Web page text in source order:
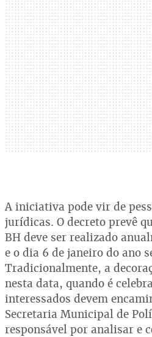
A iniciativa pode vir de
jurídicas. O decreto prevê
BH deve ser realizado
e o dia 6 de janeiro do ano
Tradicionalmente, a
nesta data, quando é
interessados devem
Secretaria Municipal de
responsável por analisar e